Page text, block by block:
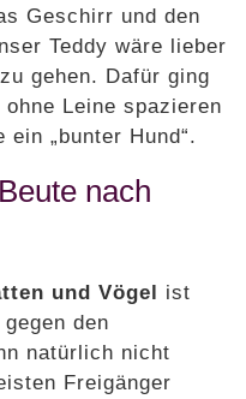
Geschirr und den
Teddy wäre lieber
gehen. Dafür ging
Leine spazieren
„bunter Hund“.
nach
und Vögel ist
den
natürlich nicht
Freigänger